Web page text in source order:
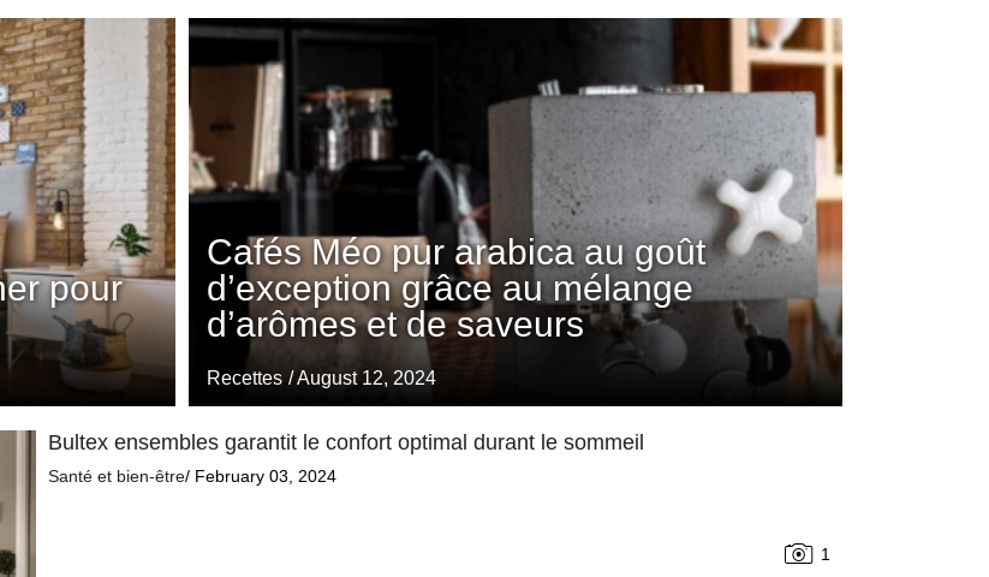
Cafés Méo pur arabica au goût
d’exception grâce au mélange
d’arômes et de saveurs
Recettes / August 12, 2024
pour
Bultex ensembles garantit le confort optimal durant le sommeil
Santé et bien-être/ February 03, 2024
1